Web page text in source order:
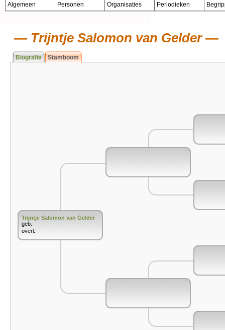
Algemeen Personen Organisaties Periodieken
Trijntje Salomon van Gelder
Biografie Stamboom
Trijntje Salomon van Gelder
geb.
overl.